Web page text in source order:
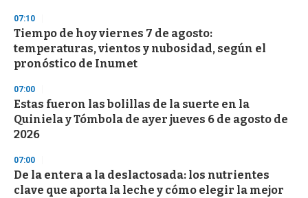
07:10
Tiempo de hoy viernes 7 de agosto:
temperaturas, vientos y nubosidad, según el
pronóstico de Inumet
07:00
Estas fueron las bolillas de la suerte en la
Quiniela y Tómbola de ayer jueves 6 de agosto de
2026
07:00
De la entera a la deslactosada: los nutrientes
clave que aporta la leche y cómo elegir la mejor